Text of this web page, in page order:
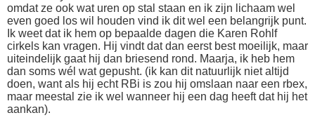
omdat ze ook wat uren op stal staan en ik zijn lichaam wel
even goed los wil houden vind ik dit wel een belangrijk punt.
Ik weet dat ik hem op bepaalde dagen die Karen Rohlf
cirkels kan vragen. Hij vindt dat dan eerst best moeilijk, maar
uiteindelijk gaat hij dan briesend rond. Maarja, ik heb hem
dan soms wél wat gepusht. (ik kan dit natuurlijk niet altijd
doen, want als hij echt RBi is zou hij omslaan naar een rbex,
maar meestal zie ik wel wanneer hij een dag heeft dat hij het
aankan).